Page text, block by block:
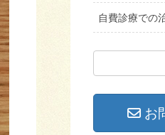
自費診療での
お